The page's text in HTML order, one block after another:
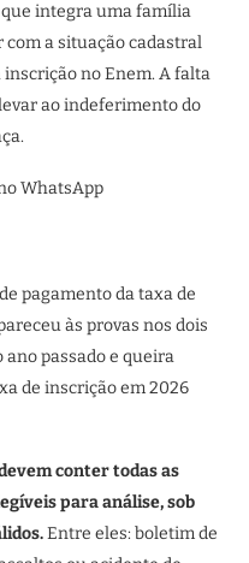
integra uma família
a situação cadastral
no Enem. A falta
ao indeferimento do
WhatsApp
pagamento da taxa de
às provas nos dois
ano passado e queira
de inscrição em 2026
conter todas as
para análise, sob
Entre eles: boletim de